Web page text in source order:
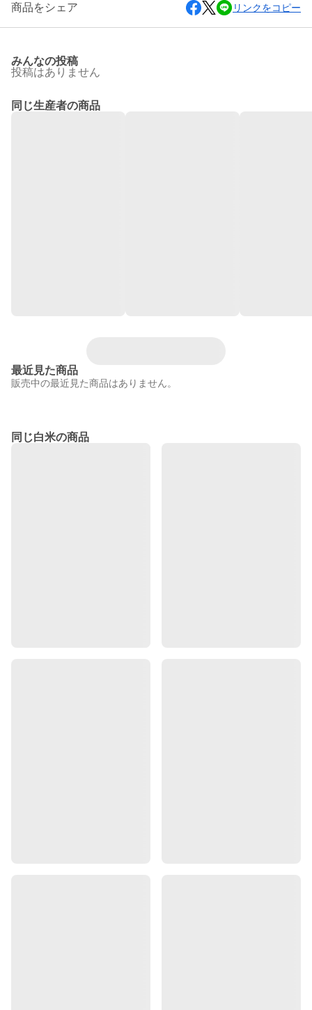
商品をシェア リンクをコピー
みんなの投稿
投稿はありません
同じ生産者の商品
最近見た商品
販売中の最近見た商品はありません。
同じ白米の商品